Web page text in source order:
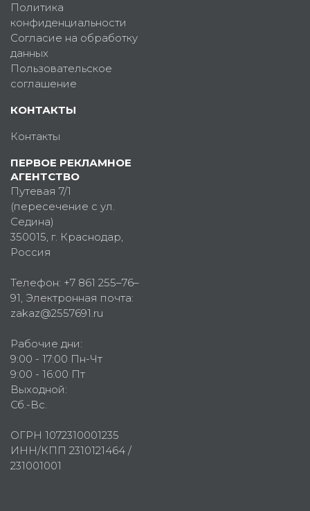
Политика
конфиденциальности
Согласие на обработку
данных
Пользовательское
соглашение
КОНТАКТЫ
Контакты
ПЕРВОЕ РЕКЛАМНОЕ
АГЕНТСТВО
Путевая 7/1
(пересечение с ул.
Седина)
350015, г. Краснодар,
Россия
Телефон: +7 861 255–76–
91, Электронная почта:
zakaz@2557691.ru
Рабочие дни:
9:00 - 17:00 Пн-Чт
9:00 - 16:00 Пт
Выходной:
Сб.-Вс.
ОГРН 1072310001235
ИНН/КПП 2310121464 /
231001001